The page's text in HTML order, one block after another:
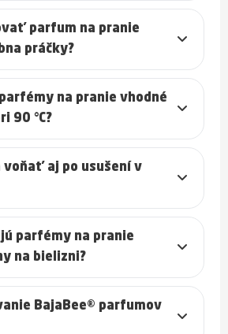
parfum na pranie
práčky?
na pranie vhodné
90 °C?
voňať aj po usušení v
parfémy na pranie
na bielizni?
BajaBee® parfumov